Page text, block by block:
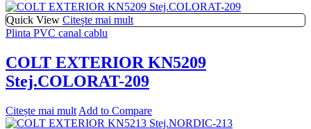
Quick View Citește mai mult
Plinta PVC canal cablu
COLT EXTERIOR KN5209
Stej.COLORAT-209
Citește mai mult Add to Compare